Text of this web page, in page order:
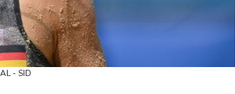
- SID